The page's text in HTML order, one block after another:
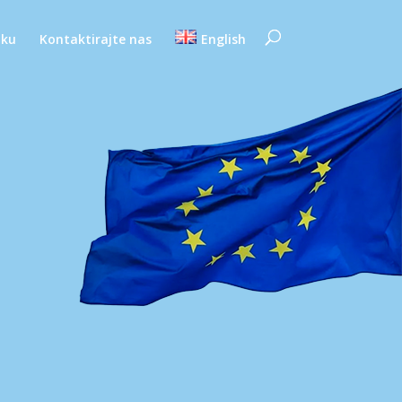
Kontaktirajte nas English